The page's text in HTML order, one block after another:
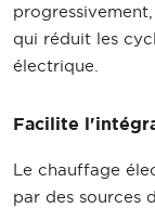
qui réduit les
électrique.
Facilite
Le chauffage
par des sources